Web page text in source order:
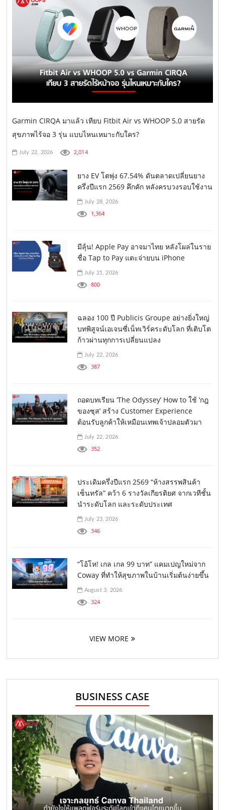
Garmin CIRQA มาแล้ว เทียบ Fitbit Air vs WHOOP 5.0 สายรัด
สุขภาพไร้จอ 3 รุ่น แบบไหนเหมาะกับใคร?
July 22, 2026 2,014
ยาง EV โตพุ่ง 67.54% ดันตลาดเปลี่ยนยาง
ครึ่งปีแรก 2569 คึกคัก หลังครบวงรอบใช้งาน
July 28, 2026
1,364
มีลุ้น! Apple Pay อาจมาไทย หลังโผล่ในราย
ชื่อ Tap to Pay แตะจ่ายบน iPhone
July 21, 2026
800
ฉลอง 100 ปี Publicis Groupe อย่างยิ่งใหญ่
บทพิสูจน์เอเจนซี่เน็ทเวิร์คระดับโลก ที่เติบโต
ก้าวผ่านทุกการเปลี่ยนแปลง
July 22, 2026
387
ถอดบทเรียน ‘The Odyssey’ How to ใช้ ‘กฎ
ของซุส’ สร้าง Customer Experience
ต้อนรับลูกค้าให้เหมือนเทพเจ้าปลอมตัวมา
July 22, 2026
352
ประเดิมครึ่งปีแรก 2569 “ห้างสรรพสินค้า
เซ็นทรัล” คว้า 6 รางวัลเกียรติยศ จากเวทีชั้น
นำระดับโลก และระดับประเทศ
July 23, 2026
346
“โอ้โห! เกล เกล 99 บาท” แคมเปญใหม่จาก
Coway ที่ทำให้สุขภาพในบ้านเริ่มต้นง่ายขึ้น
August 3, 2026
324
VIEW MORE
BUSINESS CASE